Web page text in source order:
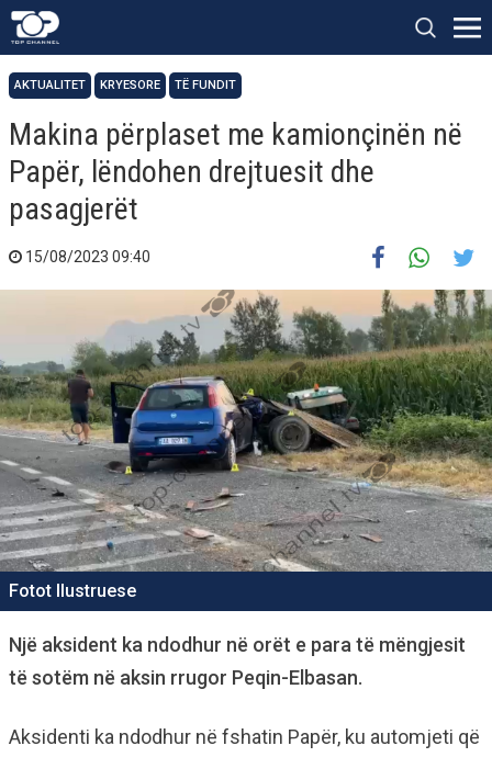
AKTUALITET KRYESORE TË FUNDIT
Makina përplaset me kamionçinën në
Papër, lëndohen drejtuesit dhe
pasagjerët
15/08/2023 09:40
Fotot Ilustruese
Një aksident ka ndodhur në orët e para të mëngjesit
të sotëm në aksin rrugor Peqin-Elbasan.
Aksidenti ka ndodhur në fshatin Papër, ku automjeti që